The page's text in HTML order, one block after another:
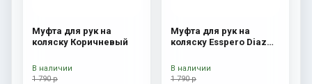
Муфта для рук на
коляску Коричневый
1 790 р
В наличии
Муфта для рук на
коляску Esspero Diaz
Chocolat
1 790 р
В наличии